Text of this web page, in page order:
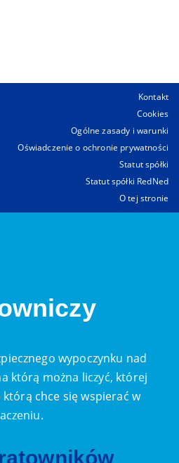
Kontakt
Cookies
Ogólne zasady i warunki
Oświadczenie o ochronie prywatności
Statut spółki
Statut spółki RedNed
O tej stronie
wypoczynku nad
którą można liczyć, której
którą chce się wspierać w